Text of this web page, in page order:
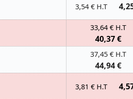
3,54 € H.T
33,64 € H.T
40,37 €
37,45 € H.T
44,94 €
3,81 € H.T